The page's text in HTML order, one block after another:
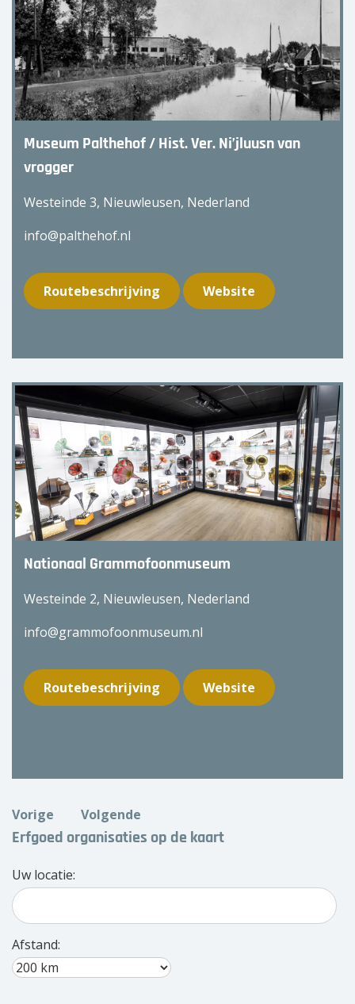
Museum Palthehof / Hist. Ver. Ni’jluusn van
vrogger
Westeinde 3, Nieuwleusen, Nederland
info@palthehof.nl
Routebeschrijving Website
Nationaal Grammofoonmuseum
Westeinde 2, Nieuwleusen, Nederland
info@grammofoonmuseum.nl
Routebeschrijving Website
Vorige Volgende
Erfgoed organisaties op de kaart
Uw locatie:
Afstand: